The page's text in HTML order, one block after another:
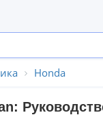
Honda